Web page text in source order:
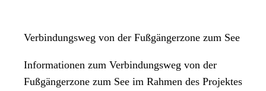
Verbindungsweg von der Fußgängerzone zum See
Informationen zum Verbindungsweg von der
Fußgängerzone zum See im Rahmen des Projektes